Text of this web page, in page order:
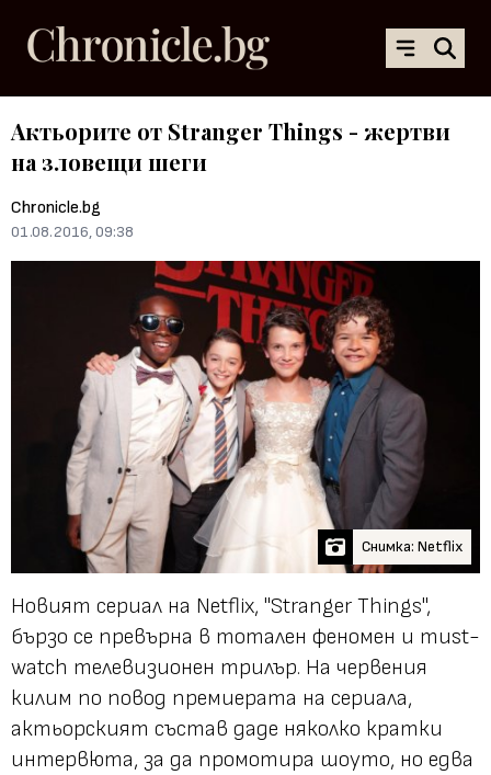
Актьорите от Stranger Things - жертви
на зловещи шеги
Chronicle.bg
01.08.2016, 09:38
Снимка: Netflix
Новият сериал на Netflix, "Stranger Things",
бързо се превърна в тотален феномен и must-
watch телевизионен трилър. На червения
килим по повод премиерата на сериала,
актьорският състав даде няколко кратки
интервюта, за да промотира шоуто, но едва